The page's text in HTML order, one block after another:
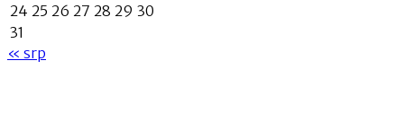
24 25 26 27 28 29 30
31
« srp